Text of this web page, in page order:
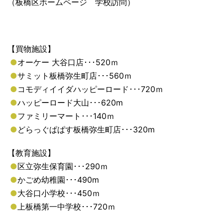
（板橋区ホームページ 学校訪問）
【買物施設】
●オーケー 大谷口店･･･520ｍ
●サミット板橋弥生町店･･･560ｍ
●コモディイイダハッピーロード･･･720ｍ
●ハッピーロード大山･･･620m
●ファミリーマート･･･140ｍ
●どらっぐぱぱす板橋弥生町店･･･320m
【教育施設】
●区立弥生保育園･･･290ｍ
●かごめ幼稚園･･･490m
●大谷口小学校･･･450ｍ
●上板橋第一中学校･･･720ｍ